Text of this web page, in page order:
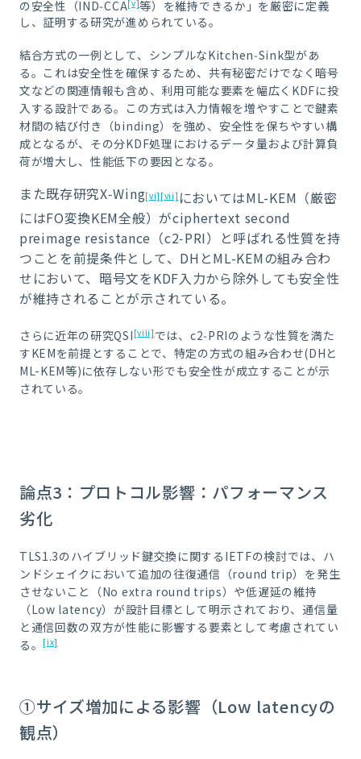
の安全性（IND‑CCA[v]等）を維持できるか」を厳密に定義
し、証明する研究が進められている。
結合方式の一例として、シンプルなKitchen‑Sink型があ
る。これは安全性を確保するため、共有秘密だけでなく暗号
文などの関連情報も含め、利用可能な要素を幅広くKDFに投
入する設計である。この方式は入力情報を増やすことで鍵素
材間の結び付き（binding）を強め、安全性を保ちやすい構
成となるが、その分KDF処理におけるデータ量および計算負
荷が増大し、性能低下の要因となる。
また既存研究X‑Wing[vi] [vii]においてはML-KEM（厳密
にはFO変換KEM全般）がciphertext second
preimage resistance（c2‑PRI）と呼ばれる性質を持
つことを前提条件として、DHとML-KEMの組み合わ
せにおいて、暗号文をKDF入力から除外しても安全性
が維持されることが示されている。
さらに近年の研究QSI[viii]では、c2‑PRIのような性質を満た
すKEMを前提とすることで、特定の方式の組み合わせ(DHと
ML-KEM等)に依存しない形でも安全性が成立することが示
されている。
論点3：プロトコル影響：パフォーマンス
劣化
TLS1.3のハイブリッド鍵交換に関するIETFの検討では、ハ
ンドシェイクにおいて追加の往復通信（round trip）を発生
させないこと（No extra round trips）や低遅延の維持
（Low latency）が設計目標として明示されており、通信量
と通信回数の双方が性能に影響する要素として考慮されてい
る。
[ix]
①サイズ増加による影響（Low latencyの
観点）